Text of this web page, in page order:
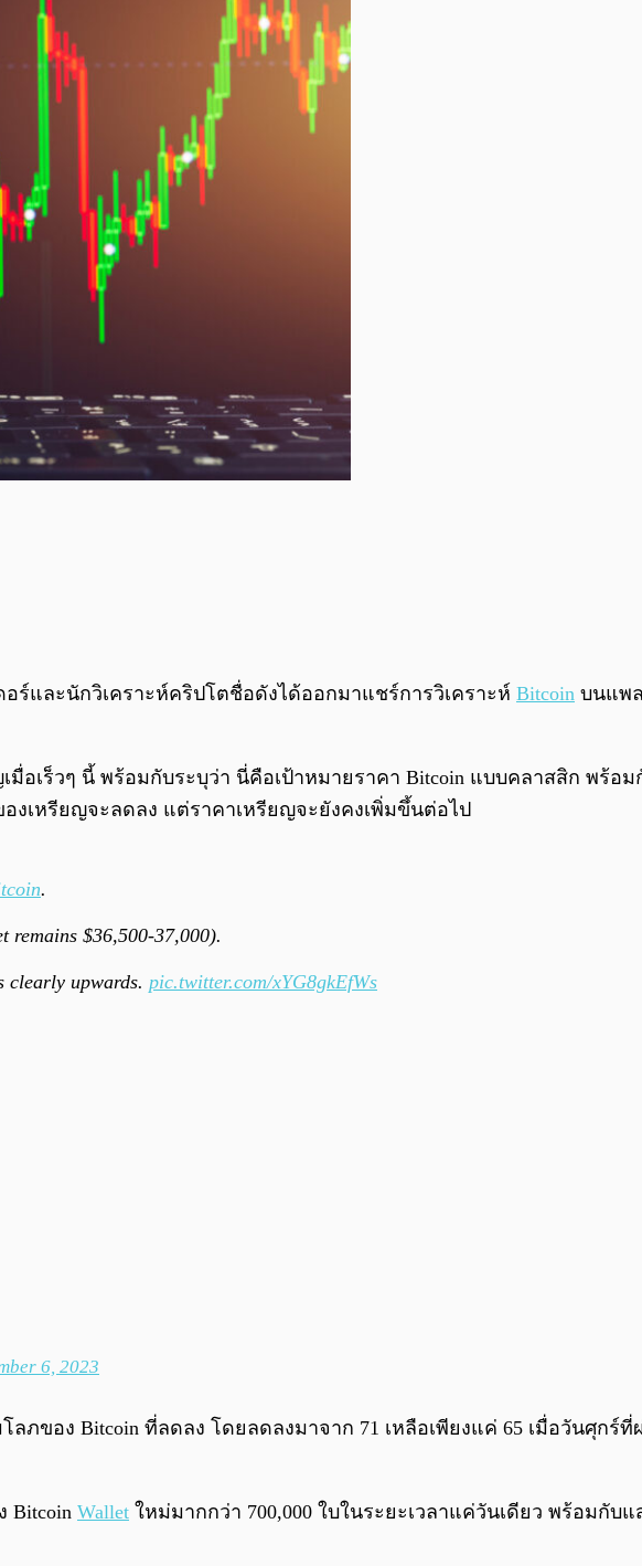
อร์และนักวิเคราะห์คริปโตชื่อดังได้ออกมาแชร์การวิเคราะห์ Bitcoin บนแพ
อเร็วๆ นี้ พร้อมกับระบุว่า นี่คือเป้าหมายราคา Bitcoin แบบคลาสสิก พร้อ
งเหรียญจะลดลง แต่ราคาเหรียญจะยังคงเพิ่มขึ้นต่อไป
.
remains $36,500-37,000).
clearly upwards. pic.twitter.com/xYG8gkEfWs
6, 2023
ของ Bitcoin ที่ลดลง โดยลดลงมาจาก 71 เหลือเพียงแค่ 65 เมื่อวันศุกร์ที่
Bitcoin Wallet ใหม่มากกว่า 700,000 ใบในระยะเวลาแค่วันเดียว พร้อมกับ